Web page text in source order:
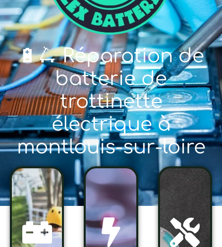
🔋🛴 Réparation de
batterie de
trottinette
électrique à
montlouis-sur-loire